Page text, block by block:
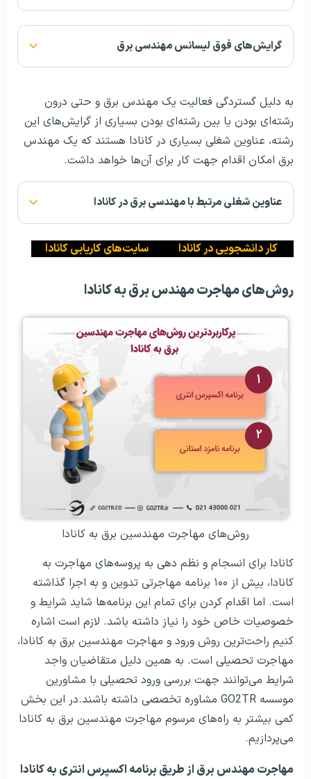
گرایش‌های فوق لیسانس مهندسی برق
به دلیل گستردگی فعالیت یک مهندس برق و حتی درون
رشته‌ای بودن یا بین رشته‌ای بودن بسیاری از گرایش‌های این
رشته، عناوین شغلی بسیاری در کانادا هستند که یک مهندس
برق امکان اقدام جهت کار برای آن‌ها خواهد داشت.
عناوین شغلی مرتبط با مهندسی برق در کانادا
کار دانشجویی در کانادا سایت‌های کاریابی کانادا
روش‌های مهاجرت مهندس برق به کانادا
روش‌های مهاجرت مهندسین برق به کانادا
کانادا برای انسجام و نظم دهی به پروسه‌های مهاجرت به
کانادا، بیش از ۱۰۰ برنامه مهاجرتی تدوین و به اجرا گذاشته
است. اما اقدام کردن برای تمام این برنامه‌ها شاید شرایط و
خصوصیات خاص خود را نیاز داشته باشد. لازم است اشاره
کنیم راحت‌ترین روش ورود و مهاجرت مهندسین برق به کانادا،
مهاجرت تحصیلی است. به همین دلیل متقاضیان واجد
شرایط می‌توانند جهت بررسی ورود تحصیلی با مشاورین
موسسه GO2TR مشاوره تخصصی داشته باشند.در این بخش
کمی بیشتر به راه‌های مرسوم مهاجرت مهندسین برق به کانادا
می‌پردازیم.
مهاجرت مهندس برق از طریق برنامه اکسپرس انتری به کانادا